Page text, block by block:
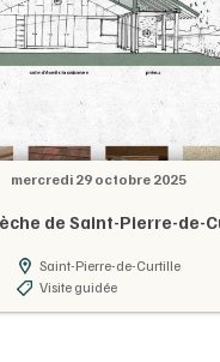
mercredi 29 octobre 2025
de Saint-Pierre-de-
Saint-Pierre-de-Curtille
Visite guidée